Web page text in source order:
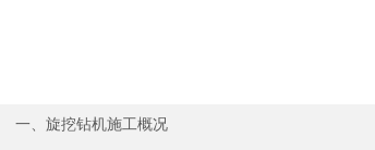
一、旋挖钻机施工概况